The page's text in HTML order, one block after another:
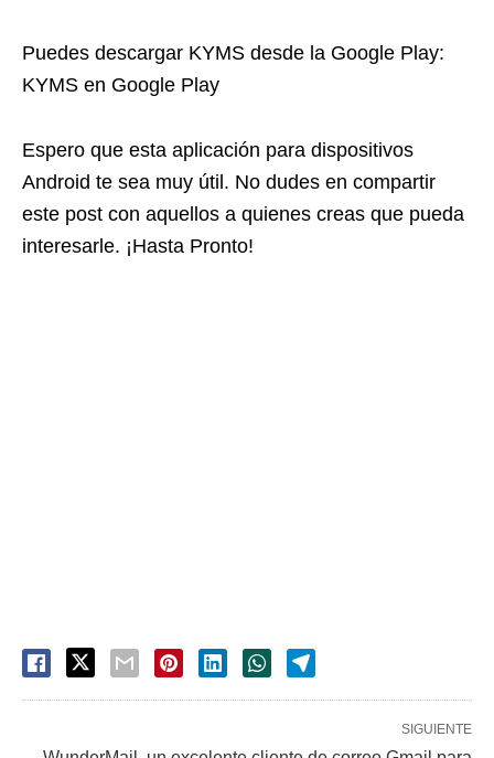
Puedes descargar KYMS desde la Google Play:
KYMS en Google Play
Espero que esta aplicación para dispositivos
Android te sea muy útil. No dudes en compartir
este post con aquellos a quienes creas que pueda
interesarle. ¡Hasta Pronto!
SIGUIENTE